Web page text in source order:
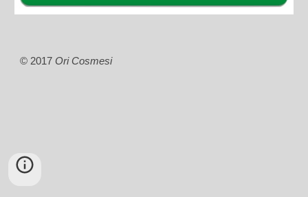
© 2017Ori Cosmesi